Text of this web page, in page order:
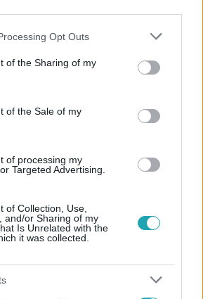
website/app uses one or more Google
or usage behaviour. You may click to
to Google and its third-party tags to
specified purposes in below Google
Opt Outs
of the Sharing of my
of the Sale of my
of processing my
Targeted Advertising.
of Collection, Use,
and/or Sharing of my
Is Unrelated with the
it was collected.